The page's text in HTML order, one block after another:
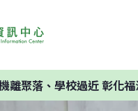
學校過近 彰化福漢風電案